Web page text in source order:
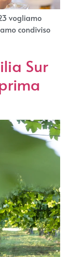
vogliamo
condiviso
Sur